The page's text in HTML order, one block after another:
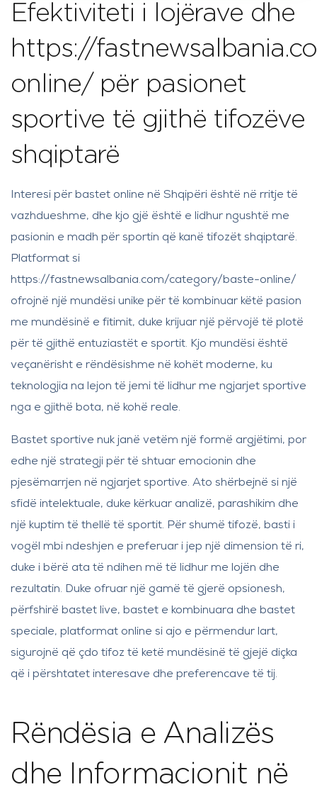
Efektiviteti i lojërave dhe
https://
online/ për pasionet
sportive të gjithë tifozëve
shqiptarë
Interesi për bastet online në Shqipëri është në rritje të
vazhdueshme, dhe kjo gjë është e lidhur ngushtë me
pasionin e madh për sportin që kanë tifozët shqiptarë.
Platformat si
https://fastnewsalbania.com/category/baste-online/
ofrojnë një mundësi unike për të kombinuar këtë pasion
me mundësinë e fitimit, duke krijuar një përvojë të plotë
për të gjithë entuziastët e sportit. Kjo mundësi është
veçanërisht e rëndësishme në kohët moderne, ku
teknologjia na lejon të jemi të lidhur me ngjarjet sportive
nga e gjithë bota, në kohë reale.
Bastet sportive nuk janë vetëm një formë argjëtimi, por
edhe një strategji për të shtuar emocionin dhe
pjesëmarrjen në ngjarjet sportive. Ato shërbejnë si një
sfidë intelektuale, duke kërkuar analizë, parashikim dhe
një kuptim të thellë të sportit. Për shumë tifozë, basti i
vogël mbi ndeshjen e preferuar i jep një dimension të ri,
duke i bërë ata të ndihen më të lidhur me lojën dhe
rezultatin. Duke ofruar një gamë të gjerë opsionesh,
përfshirë bastet live, bastet e kombinuara dhe bastet
speciale, platformat online si ajo e përmendur lart,
sigurojnë që çdo tifoz të ketë mundësinë të gjejë diçka
që i përshtatet interesave dhe preferencave të tij.
Rëndësia e Analizës
dhe Informacionit në